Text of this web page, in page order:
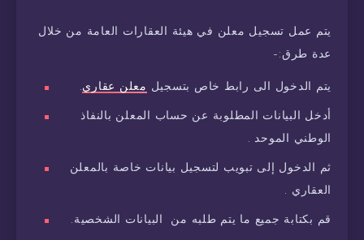
يتم عمل تسجيل معلن في هيئة العقارات العامة من خلال
عدة طرق:-
يتم الدخول الى رابط خاص بتسجيل معلن عقاري.
أدخل البيانات المطلوبة عن حساب المعلن بالنفاذ
الوطني الموحد .
ثم الدخول إلى تبويب لتسجيل بيانات خاصة بالمعلن
العقاري .
قم بكتابة جميع ما يتم طلبه من البيانات الشخصية.